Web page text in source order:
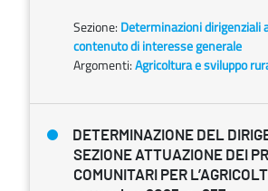
Sezione: Determinazioni dirigenziali
contenuto di interesse generale
Argomenti:Agricoltura e sviluppo
DETERMINAZIONE DEL
SEZIONE ATTUAZIONE DEI
COMUNITARI PER